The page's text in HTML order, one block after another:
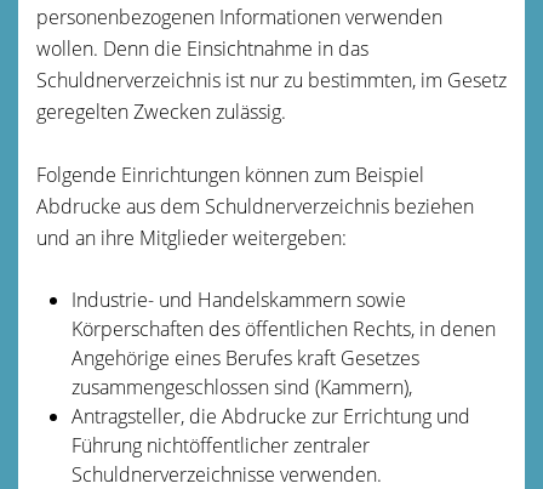
personenbezogenen Informationen verwenden
wollen. Denn die Einsichtnahme in das
Schuldnerverzeichnis ist nur zu bestimmten, im Gesetz
geregelten Zwecken zulässig.
Folgende Einrichtungen könnenzum Beispiel
Abdrucke aus dem Schuldnerverzeichnis beziehen
und an ihre Mitglieder weitergeben:
Industrie- und Handelskammernsowie
Körperschaften des öffentlichen Rechts, in denen
Angehörige eines Berufes kraft Gesetzes
zusammengeschlossen sind (Kammern),
Antragsteller, die Abdrucke zur Errichtung und
Führung nichtöffentlicher zentraler
Schuldnerverzeichnisse verwenden.